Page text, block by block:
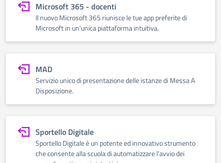
Microsoft 365 - docenti
Il nuovo Microsoft 365 riunisce le tue app preferite di
Microsoft in un'unica piattaforma intuitiva.
MAD
Servizio unico di presentazione delle istanze di Messa A
Disposizione.
Sportello Digitale
Sportello Digitale è un potente ed innovativo strumento
che consente alla scuola di automatizzare l’avvio dei